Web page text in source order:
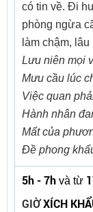
có tin về. Đi
phòng ngừa
làm chậm,
Lưu niên mọi
Mưu cầu lúc
Việc quan
Hành nhân
Mất của
Đề phong
5h - 7h và từ
GIỜXÍCH